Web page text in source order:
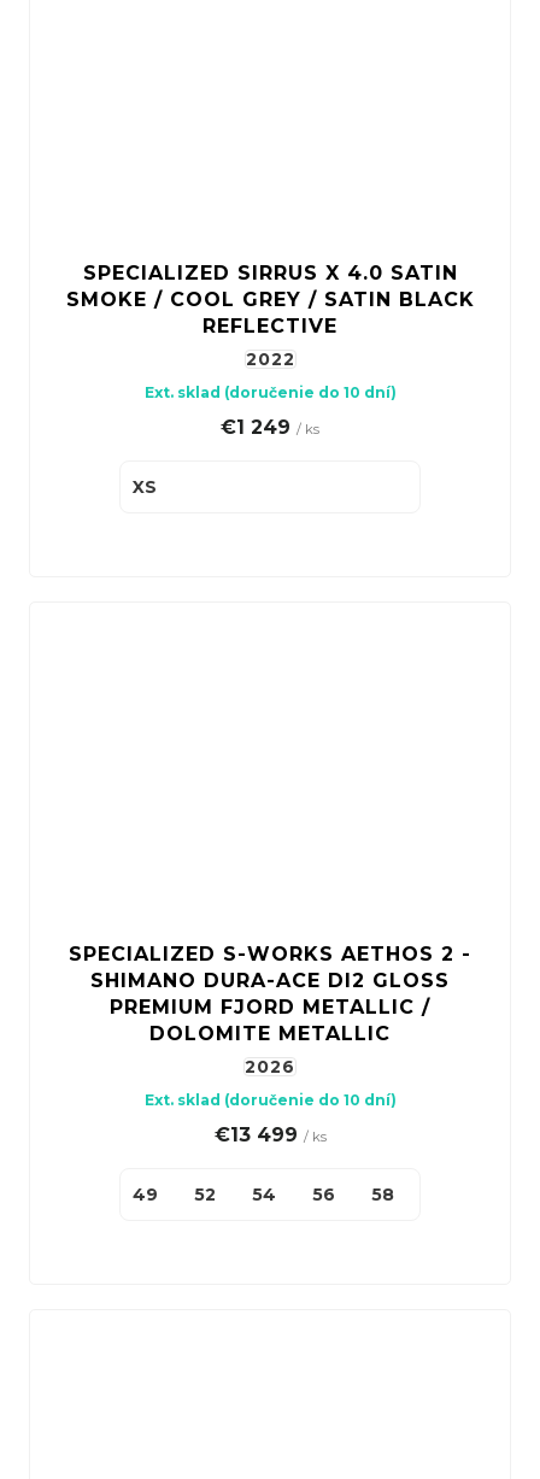
SPECIALIZED SIRRUS X 4.0 SATIN
SMOKE / COOL GREY / SATIN BLACK
REFLECTIVE
2022
Ext. sklad (doručenie do 10 dní)
€1 249 / ks
XS
SPECIALIZED S-WORKS AETHOS 2 -
SHIMANO DURA-ACE DI2 GLOSS
PREMIUM FJORD METALLIC /
DOLOMITE METALLIC
2026
Ext. sklad (doručenie do 10 dní)
€13 499 / ks
49 52 54 56 58